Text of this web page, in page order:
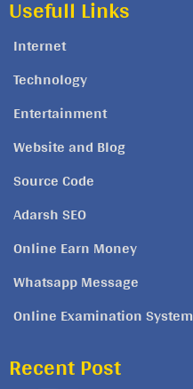
Usefull Links
Internet
Technology
Entertainment
Website and Blog
Source Code
Adarsh SEO
Online Earn Money
Whatsapp Message
Online Examination System
Recent Post